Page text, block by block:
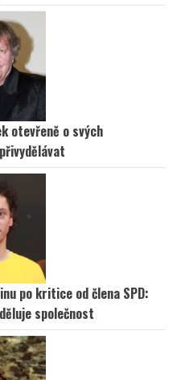
otevřeně o svých
po kritice od člena SPD:
společnost